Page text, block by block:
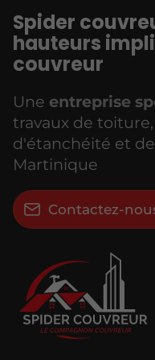
Spider
hauteurs
couvreur
Une entreprise
travaux de
d'étanchéité et
Martinique
Contactez-